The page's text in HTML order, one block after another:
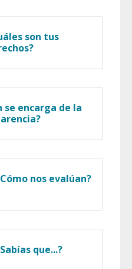
son tus
se encarga de la
nos evalúan?
que...?